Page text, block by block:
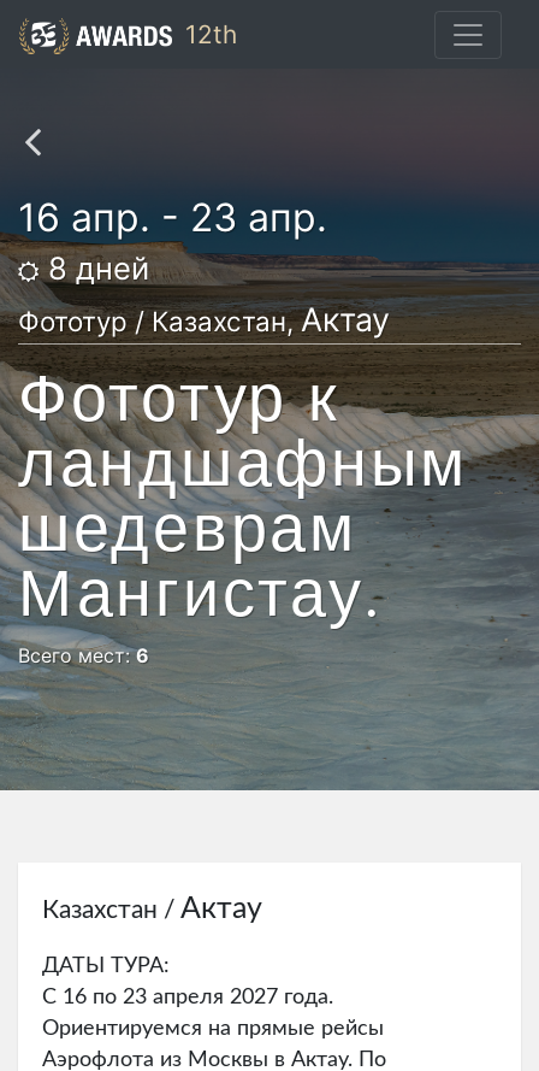
12th
16 апр. - 23 апр.
8дней
Фототур / Казахстан,Актау
Фототур к
ландшафным
шедеврам
Мангистау.
Всего мест:6
Казахстан / Актау
ДАТЫ ТУРА:
С 16 по 23 апреля 2027 года.
Ориентируемся на прямые рейсы
Аэрофлота из Москвы в Актау. По